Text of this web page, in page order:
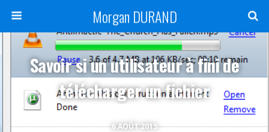
Morgan DURAND
6 AOÛT 2015
Savoir si un utilisateur à fini de
télécharger un fichier